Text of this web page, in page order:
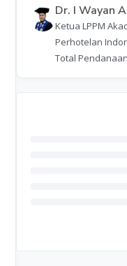
Dr. I Wayan
Ketua LPPM
Perhotelan
Total